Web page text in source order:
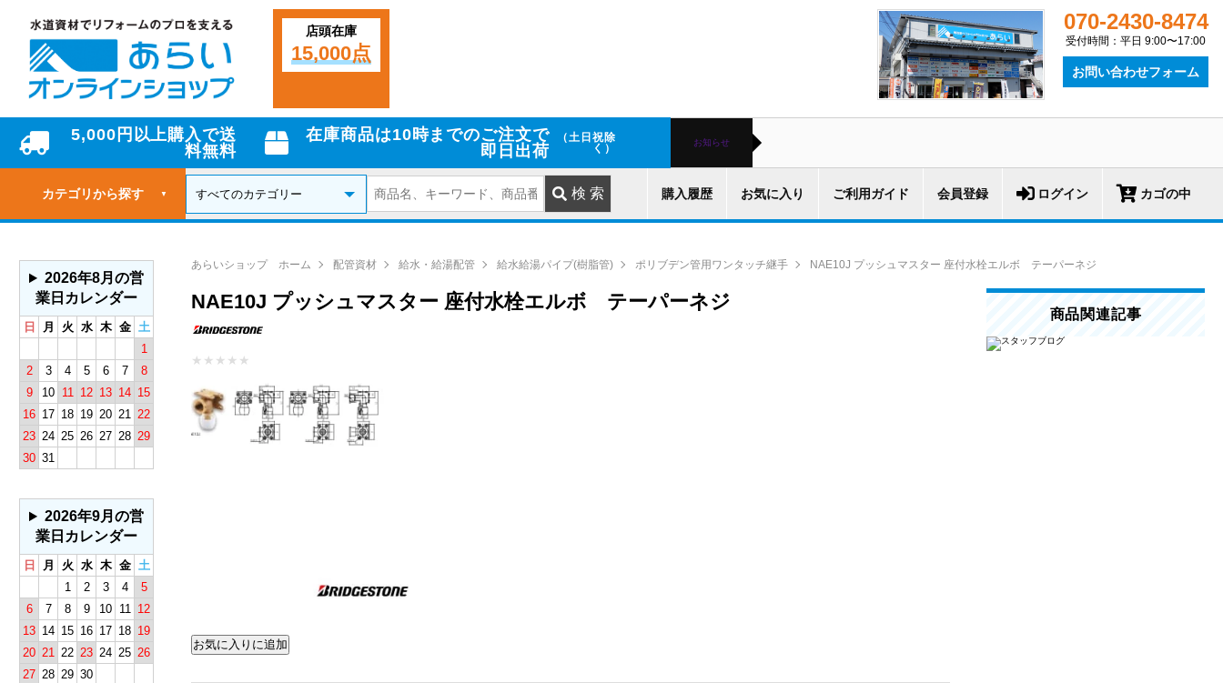
店頭在庫
15,000点
070-2430-8474
受付時間：平日 9:00〜17:00
お問い合わせフォーム
5,000円以上購入で送
料無料
在庫商品は10時までのご注文で
即日出荷
（土日祝除
く）
お知らせ
カテゴリから探す ▼ 購入履歴 お気に入り ご利用ガイド 会員登録 ログイン カゴの中
あらいショップ ホーム 配管資材 給水・給湯配管 給水給湯パイプ(樹脂管) ポリブデン管用ワンタッチ継手 NAE10J プッシュマスター 座付水栓エルボ テーパーネジ
NAE10J プッシュマスター 座付水栓エルボ テーパーネジ
★ ★ ★ ★ ★
商品関連記事
2026年8月の営
業日カレンダー
日 月 火 水 木 金 土
1
2
3 4 5 6 7
8
9
10 11 12 13 14 15
16 17 18 19 20 21 22
23 24 25 26 27 28 29
30 31
2026年9月の営
業日カレンダー
日 月 火 水 木 金 土
1
2 3 4
5
6
7 8 9 10 11 12
13 14 15 16 17 18 19
20 21 22 23 24 25 26
27 28 29 30